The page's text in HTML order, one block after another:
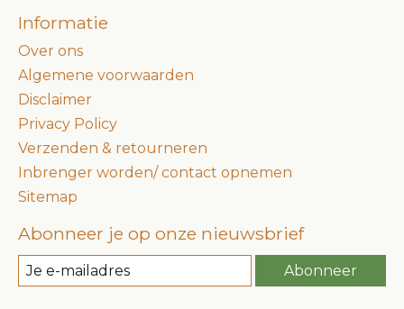
Informatie
Over ons
Algemene voorwaarden
Disclaimer
Privacy Policy
Verzenden & retourneren
Inbrenger worden/ contact opnemen
Sitemap
Abonneer je op onze nieuwsbrief
Abonneer